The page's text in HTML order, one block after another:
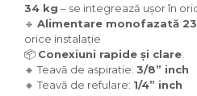
34 kg – se integrează ușor în
🔹 Alimentare monofazată
orice instalație
📦 Conexiuni rapide și clare:
🔸 Teavă de aspiratie: 3/8” inch
🔸 Teavă de refulare: 1/4” inch